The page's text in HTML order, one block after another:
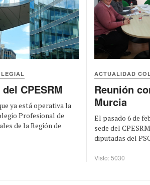
CPESRM
ya está operativa la
Profesional de
de la Región de
ACTUALIDAD
Reunión
Murcia
El pasado 6 de
sede del
diputadas del
Visto: 5030